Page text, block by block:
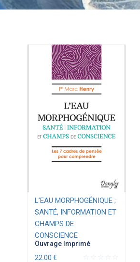
L’EAU MORPHOGÉNIQUE ;
SANTÉ, INFORMATION ET
CHAMPS DE
CONSCIENCE
Ouvrage Imprimé
22.00 €